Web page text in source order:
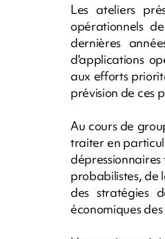
Les ateliers
opérationnels
dernières
d'applications
aux efforts
prévision de ces
Au cours de
traiter en
probabilistes, de
des stratégies
économiques